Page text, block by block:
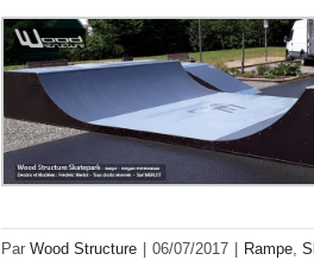
Par Wood Structure 06/07/2017 Rampe,